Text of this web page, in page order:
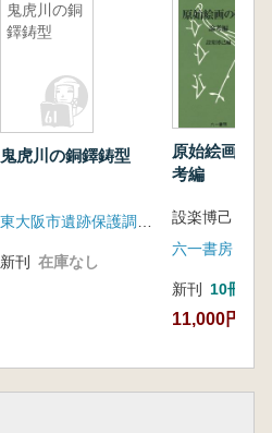
鬼虎川の銅
鐸鋳型
鬼虎川の銅鐸鋳型
新刊 在庫なし
原始絵画の
考編
設楽博己 編
六一書房
新刊 10冊以上
11,000円